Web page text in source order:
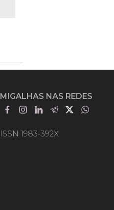
MIGALHAS NAS REDES
ISSN 1983-392X